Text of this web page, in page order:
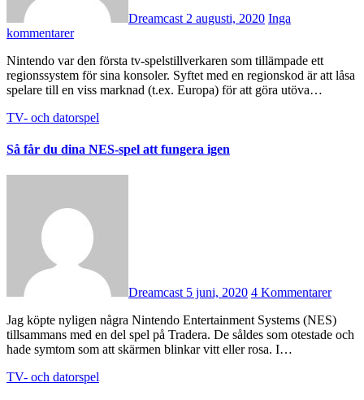
Dreamcast 2 augusti, 2020 Inga
kommentarer
Nintendo var den första tv-spelstillverkaren som tillämpade ett
regionssystem för sina konsoler. Syftet med en regionskod är att låsa
spelare till en viss marknad (t.ex. Europa) för att göra utöva…
TV- och datorspel
Så får du dina NES-spel att fungera igen
Dreamcast 5 juni, 2020 4 Kommentarer
Jag köpte nyligen några Nintendo Entertainment Systems (NES)
tillsammans med en del spel på Tradera. De såldes som otestade och
hade symtom som att skärmen blinkar vitt eller rosa. I…
TV- och datorspel